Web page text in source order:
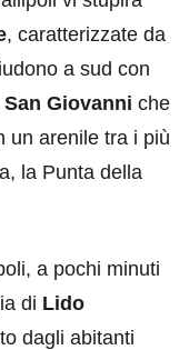
, caratterizzate da
a sud con
Giovanni che
un arenile tra i più
la Punta della
a pochi minuti
di Lido
dagli abitanti